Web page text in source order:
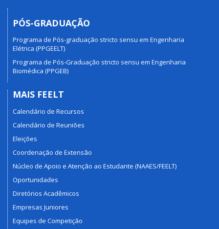
PÓS-GRADUAÇÃO
Programa de Pós-graduação stricto sensu em Engenharia
Elétrica (PPGEELT)
Programa de Pós-Graduação stricto sensu em Engenharia
Biomédica (PPGEB)
MAIS FEELT
Calendário de Recursos
Calendário de Reuniões
Eleições
Coordenação de Extensão
Núcleo de Apoio e Atenção ao Estudante (NAAES/FEELT)
Oportunidades
Diretórios Acadêmicos
Empresas Juniores
Equipes de Competição